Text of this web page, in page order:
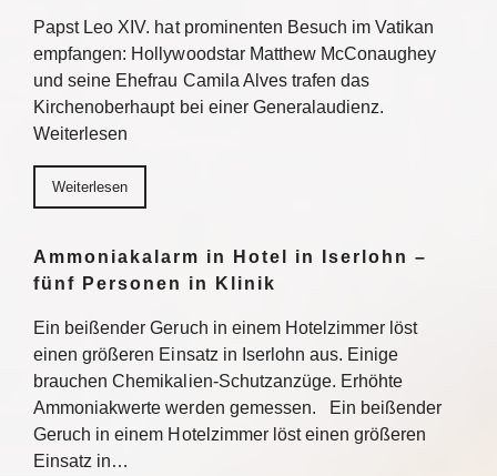
Papst Leo XIV. hat prominenten Besuch im Vatikan
empfangen: Hollywoodstar Matthew McConaughey
und seine Ehefrau Camila Alves trafen das
Kirchenoberhaupt bei einer Generalaudienz.
Weiterlesen
Weiterlesen
Ammoniakalarm in Hotel in Iserlohn –
fünf Personen in Klinik
Ein beißender Geruch in einem Hotelzimmer löst
einen größeren Einsatz in Iserlohn aus. Einige
brauchen Chemikalien-Schutzanzüge. Erhöhte
Ammoniakwerte werden gemessen. Ein beißender
Geruch in einem Hotelzimmer löst einen größeren
Einsatz in…